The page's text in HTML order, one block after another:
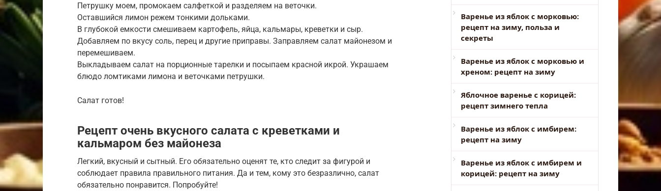
Петрушку моем, промокаем салфеткой и разделяем на веточки.
Оставшийся лимон режем тонкими дольками.
В глубокой емкости смешиваем картофель, яйца, кальмары, креветки и сыр.
Добавляем по вкусу соль, перец и другие приправы. Заправляем салат майонезом и
перемешиваем.
Выкладываем салат на порционные тарелки и посыпаем красной икрой. Украшаем
блюдо ломтиками лимона и веточками петрушки.
Салат готов!
Рецепт очень вкусного салата с креветками и
кальмаром без майонеза
Легкий, вкусный и сытный. Его обязательно оценят те, кто следит за фигурой и
соблюдает правила правильного питания. Да и тем, кому это безразлично, салат
обязательно понравится. Попробуйте!
Варенье из яблок с морковью:
рецепт на зиму, польза и
секреты
Варенье из яблок с морковью и
хреном: рецепт на зиму
Яблочное варенье с корицей:
рецепт зимнего тепла
Варенье из яблок с имбирем:
рецепт на зиму
Варенье из яблок с имбирем и
корицей: рецепт на зиму